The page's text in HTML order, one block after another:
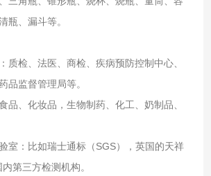
瓶、漏斗等。
质检、法医、商检、疾病预防控制中心、
品监督管理局等。
品、化妆品，生物制药、化工、奶制品、
室：比如瑞士通标（SGS），英国的天祥
第三方检测机构。